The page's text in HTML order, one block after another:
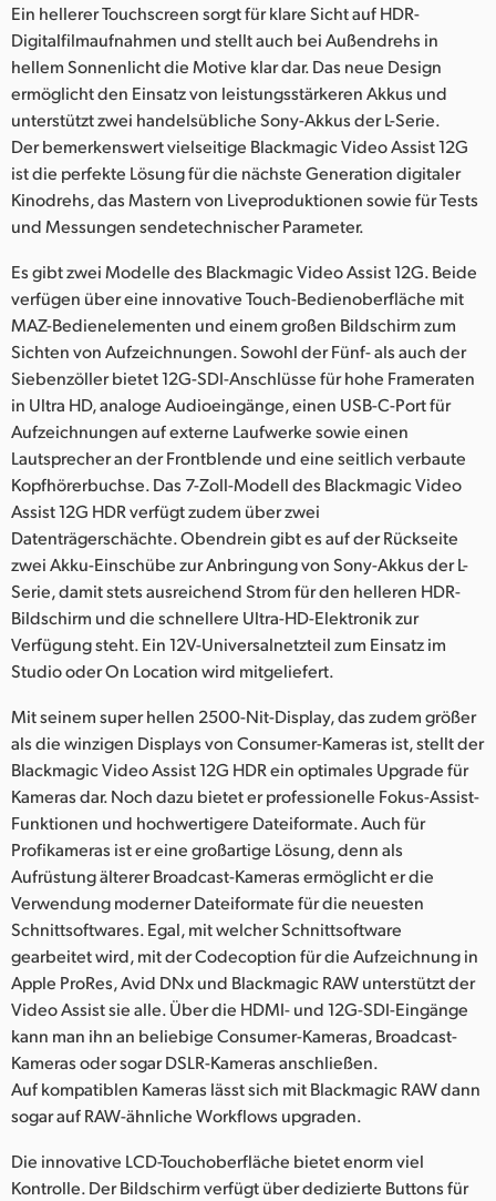
Sweden
Chinese Taipei
Turkey
UAE
Ukraine
United Kingdom
United States
Ein hellerer Touchscreen sorgt für klare Sicht auf HDR-
Digitalfilmaufnahmen und stellt auch bei Außendrehs in
hellem Sonnenlicht die Motive klar dar. Das neue Design
ermöglicht den Einsatz von leistungsstärkeren Akkus und
unterstützt zwei handelsübliche Sony-Akkus der L-Serie.
Der bemerkenswert vielseitige Blackmagic Video Assist 12G
ist die perfekte Lösung für die nächste Generation digitaler
Kinodrehs, das Mastern von Liveproduktionen sowie für Tests
und Messungen sendetechnischer Parameter.
Es gibt zwei Modelle des Blackmagic Video Assist 12G. Beide
verfügen über eine innovative Touch-Bedienoberfläche mit
MAZ-Bedienelementen und einem großen Bildschirm zum
Sichten von Aufzeichnungen. Sowohl der Fünf- als auch der
Siebenzöller bietet 12G-SDI-Anschlüsse für hohe Frameraten
in Ultra HD, analoge Audioeingänge, einen USB-C-Port für
Aufzeichnungen auf externe Laufwerke sowie einen
Lautsprecher an der Frontblende und eine seitlich verbaute
Kopfhörerbuchse. Das 7-Zoll-Modell des Blackmagic Video
Assist 12G HDR verfügt zudem über zwei
Datenträgerschächte. Obendrein gibt es auf der Rückseite
zwei Akku-Einschübe zur Anbringung von Sony-Akkus der L-
Serie, damit stets ausreichend Strom für den helleren HDR-
Bildschirm und die schnellere Ultra-HD-Elektronik zur
Verfügung steht. Ein 12V-Universalnetzteil zum Einsatz im
Studio oder On Location wird mitgeliefert.
Mit seinem super hellen 2500-Nit-Display, das zudem größer
als die winzigen Displays von Consumer-Kameras ist, stellt der
Blackmagic Video Assist 12G HDR ein optimales Upgrade für
Kameras dar. Noch dazu bietet er professionelle Fokus-Assist-
Funktionen und hochwertigere Dateiformate. Auch für
Profikameras ist er eine großartige Lösung, denn als
Aufrüstung älterer Broadcast-Kameras ermöglicht er die
Verwendung moderner Dateiformate für die neuesten
Schnittsoftwares. Egal, mit welcher Schnittsoftware
gearbeitet wird, mit der Codecoption für die Aufzeichnung in
Apple ProRes, Avid DNx und Blackmagic RAW unterstützt der
Video Assist sie alle. Über die HDMI- und 12G-SDI-Eingänge
kann man ihn an beliebige Consumer-Kameras, Broadcast-
Kameras oder sogar DSLR-Kameras anschließen.
Auf kompatiblen Kameras lässt sich mit Blackmagic RAW dann
sogar auf RAW-ähnliche Workflows upgraden.
Die innovative LCD-Touchoberfläche bietet enorm viel
Kontrolle. Der Bildschirm verfügt über dedizierte Buttons für